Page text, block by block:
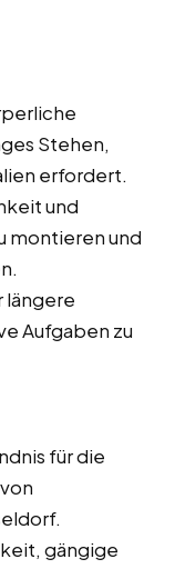
Stehen,
erfordert.
und
montieren und
längere
Aufgaben zu
für die
gängige